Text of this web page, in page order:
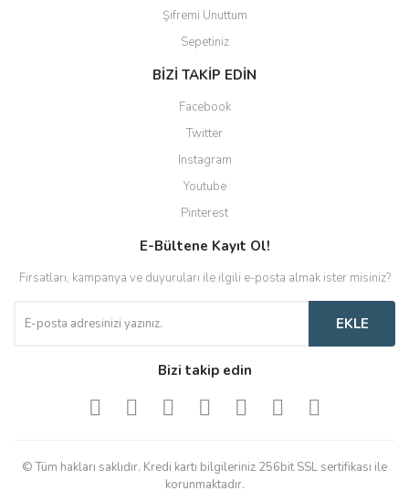
Şifremi Unuttum
Sepetiniz
BİZİ TAKİP EDİN
Facebook
Twitter
Instagram
Youtube
Pinterest
E-Bültene Kayıt Ol!
Fırsatları, kampanya ve duyuruları ile ilgili e-posta almak ister misiniz?
EKLE
Bizi takip edin
© Tüm hakları saklıdır. Kredi kartı bilgileriniz 256bit SSL sertifikası ile
korunmaktadır.